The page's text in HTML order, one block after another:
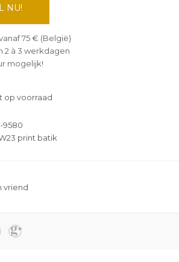
NU!
75 € (België)
2 à 3 werkdagen
mogelijk!
op voorraad
9580
print batik